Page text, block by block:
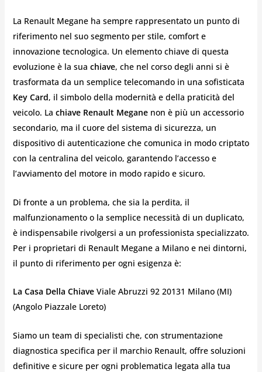
La Renault Megane ha sempre rappresentato un punto di
riferimento nel suo segmento per stile, comfort e
innovazione tecnologica. Un elemento chiave di questa
evoluzione è la sua chiave, che nel corso degli anni si è
trasformata da un semplice telecomando in una sofisticata
Key Card, il simbolo della modernità e della praticità del
veicolo. La chiave Renault Meganenon è più un accessorio
secondario, ma il cuore del sistema di sicurezza, un
dispositivo di autenticazione che comunica in modo criptato
con la centralina del veicolo, garantendo l’accesso e
l’avviamento del motore in modo rapido e sicuro.
Di fronte a un problema, che sia la perdita, il
malfunzionamento o la semplice necessità di un duplicato,
è indispensabile rivolgersi a un professionista specializzato.
Per i proprietari di Renault Megane a Milano e nei dintorni,
il punto di riferimento per ogni esigenza è:
La Casa Della ChiaveViale Abruzzi 92 20131 Milano (MI)
(Angolo Piazzale Loreto)
Siamo un team di specialisti che, con strumentazione
diagnostica specifica per il marchio Renault, offre soluzioni
definitive e sicure per ogni problematica legata alla tua